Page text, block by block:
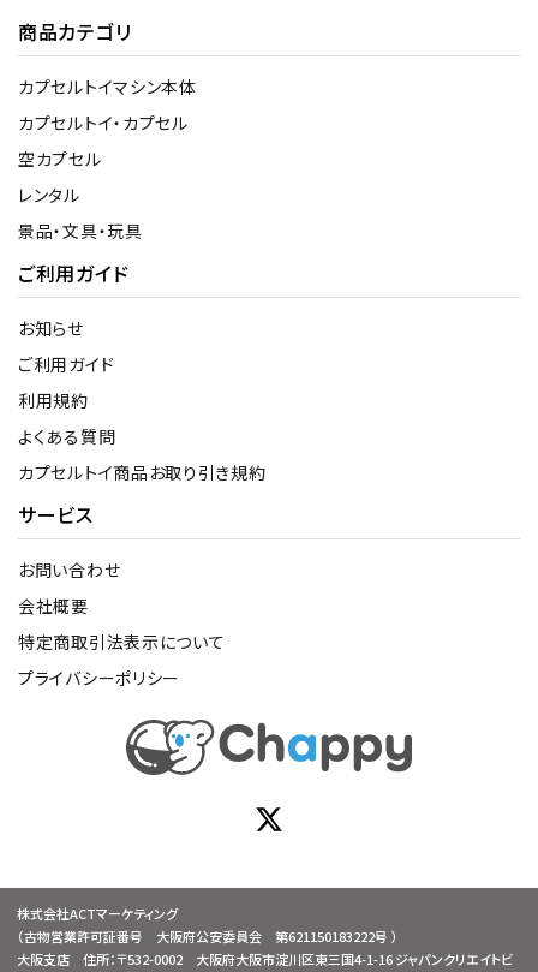
商品カテゴリ
カプセルトイマシン本体
カプセルトイ・カプセル
空カプセル
レンタル
景品・文具・玩具
ご利用ガイド
お知らせ
ご利用ガイド
利用規約
よくある質問
カプセルトイ商品お取り引き規約
サービス
お問い合わせ
会社概要
特定商取引法表示について
プライバシーポリシー
株式会社ACTマーケティング
（古物営業許可証番号 大阪府公安委員会 第621150183222号 ）
大阪支店 住所：〒532-0002 大阪府大阪市淀川区東三国4-1-16 ジャパンクリエイトビ